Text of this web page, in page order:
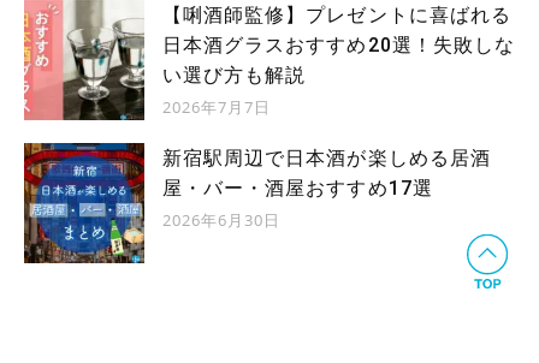
【唎酒師監修】プレゼントに喜ばれる
日本酒グラスおすすめ20選！失敗しな
い選び方も解説
2026年7月7日
新宿駅周辺で日本酒が楽しめる居酒
屋・バー・酒屋おすすめ17選
2026年6月30日